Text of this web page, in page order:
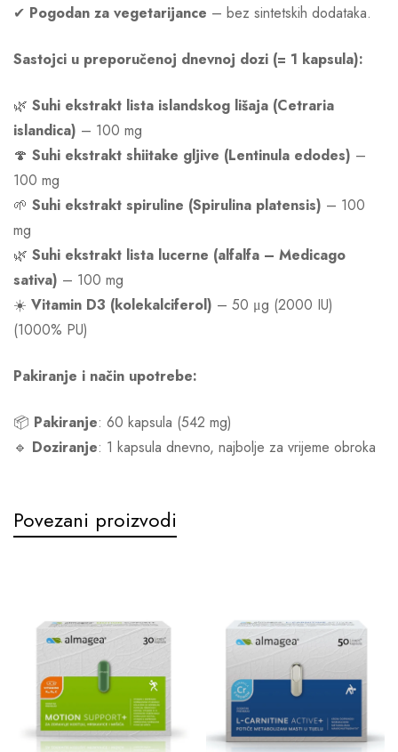
✔ Pogodan za vegetarijance – bez sintetskih dodataka.
Sastojci u preporučenoj dnevnoj dozi (= 1 kapsula):
🌿 Suhi ekstrakt lista islandskog lišaja (Cetraria
islandica) – 100 mg
🍄 Suhi ekstrakt shiitake gljive (Lentinula edodes) –
100 mg
🌱 Suhi ekstrakt spiruline (Spirulina platensis) – 100
mg
🌿 Suhi ekstrakt lista lucerne (alfalfa – Medicago
sativa) – 100 mg
☀️ Vitamin D3 (kolekalciferol) – 50 μg (2000 IU)
(1000% PU)
Pakiranje i način upotrebe:
📦 Pakiranje: 60 kapsula (542 mg)
🔹 Doziranje: 1 kapsula dnevno, najbolje za vrijeme obroka
Povezani proizvodi